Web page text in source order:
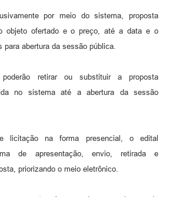
por meio do sistema, proposta
objeto ofertado e o preço, até a data e o
para abertura da sessão pública.
retirar ou substituir a proposta
no sistema até a abertura da sessão
licitação na forma presencial, o edital
de apresentação, envio, retirada e
priorizando o meio eletrônico.